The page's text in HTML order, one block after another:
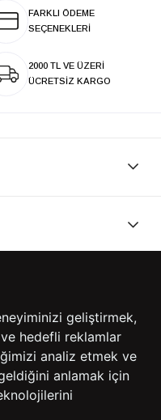
FARKLI ÖDEME
SEÇENEKLERİ
2000 TL VE ÜZERİ
ÜCRETSİZ KARGO
geliştirmek,
hedefli reklamlar
analiz etmek ve
anlamak için